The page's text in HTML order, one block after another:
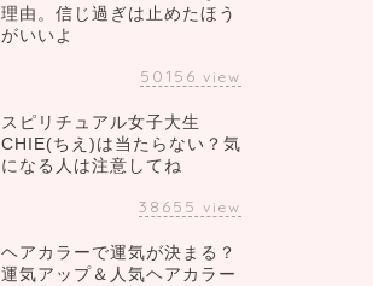
理由。信じ過ぎは止めたほう
がいいよ
50156 view
スピリチュアル女子大生
CHIE(ちえ)は当たらない？気
になる人は注意してね
38655 view
ヘアカラーで運気が決まる？
運気アップ＆人気ヘアカラー